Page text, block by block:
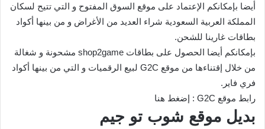
أيضا بإمكانكم الإعتماد على موقع السوق المفتوح و التي تتيح لسكان
المملكة العربية السعودية شراء العديد من الأغراض و من بينها أكواد
بطاقات غارينا للشحن.
بإمكانكم أيضا الحصول على بطاقات shop2game مشحونة و شغالة
من خلال إقتناءها من موقع G2C لبيع الرقميات و التي من بينها أكواد
فري فاير.
رابط موقع G2C : إضغط هنا
بديل موقع شوب تو جيم